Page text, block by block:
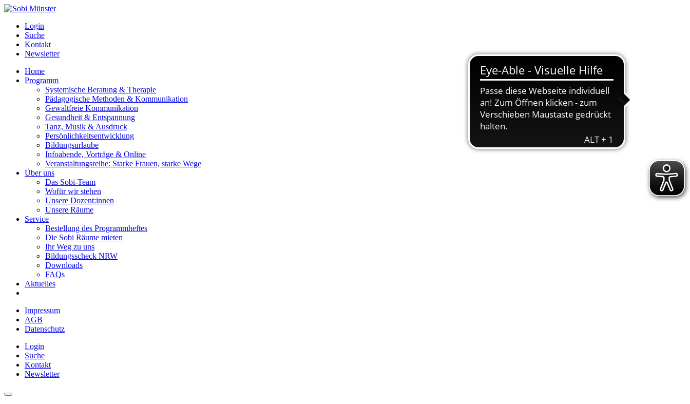
Login
Suche
Kontakt
Newsletter
Home
Programm
Systemische Beratung & Therapie
Pädagogische Methoden & Kommunikation
Gewaltfreie Kommunikation
Gesundheit & Entspannung
Tanz, Musik & Ausdruck
Persönlichkeitsentwicklung
Bildungsurlaube
Infoabende, Vorträge & Online
Veranstaltungsreihe: Starke Frauen, starke Wege
Über uns
Das Sobi-Team
Wofür wir stehen
Unsere Dozent:innen
Unsere Räume
Service
Bestellung des Programmheftes
Die Sobi Räume mieten
Ihr Weg zu uns
Bildungsscheck NRW
Downloads
FAQs
Aktuelles
Impressum
AGB
Datenschutz
Login
Suche
Kontakt
Newsletter